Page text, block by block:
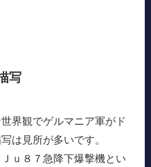
写
界観でゲルマニア軍がド
は見所が多いです。
ｕ８７急降下爆撃機とい